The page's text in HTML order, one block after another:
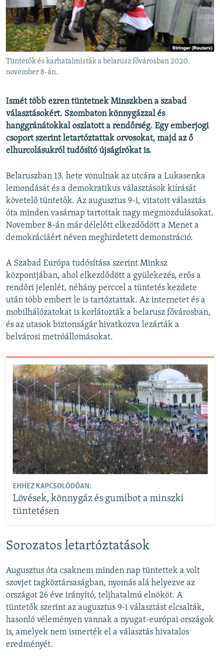
EURÓPAI UNIÓ
VILÁG
KLÍMAVÁLTOZÁS
A MÚLT TANULSÁGAI
Valamennyi RFE/RL weboldal
Tüntetők és karhatalmisták a belarusz fővárosban 2020.
november 8-án.
Ismét több ezren tüntetnek Minszkben a szabad
választásokért. Szombaton könnygázzal és
hanggránátokkal oszlatott a rendőrség. Egy emberjogi
csoport szerint letartóztattak orvosokat, majd az ő
elhurcolásukról tudósító újságírókat is.
Belaruszban 13. hete vonulnak az utcára a Lukasenka
lemondását és a demokratikus választások kiírását
követelő tüntetők. Az augusztus 9-i, vitatott választás
óta minden vasárnap tartottak nagy megmozdulásokat.
November 8-án már délelőtt elkezdődött a Menet a
demokráciáért néven meghirdetett demonstráció.
A Szabad Európa tudósítása szerint Minksz
központjában, ahol elkezdődött a gyülekezés, erős a
rendőri jelenlét, néhány perccel a tüntetés kezdete
után több embert le is tartóztattak. Az internetet és a
mobilhálózatokat is korlátozták a belarusz fővárosban,
és az utasok biztonságár hivatkozva lezárták a
belvárosi metróállomásokat.
EHHEZ KAPCSOLÓDÓAN:
Lövések, könnygáz és gumibot a minszki
tüntetésen
Sorozatos letartóztatások
Augusztus óta csaknem minden nap tüntettek a volt
szovjet tagköztársaságban, nyomás alá helyezve az
országot 26 éve irányító, teljhatalmú elnököt. A
tüntetők szerint az augusztus 9-i választást elcsalták,
hasonló véleményen vannak a nyugat-európai országok
is, amelyek nem ismerték el a választás hivatalos
eredményét.